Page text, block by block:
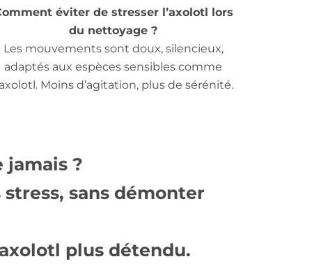
éviter de stresser l’axolotl lors
du nettoyage ?
Les mouvements sont doux, silencieux,
adaptés aux espèces sensibles comme
Moins d’agitation, plus de sérénité.
jamais ?
stress, sans démonter
plus détendu.